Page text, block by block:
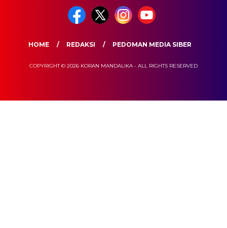
HOME REDAKSI PEDOMAN MEDIA SIBER
COPYRIGHT © 2026 KORAN MANDALIKA - ALL RIGHTS RESERVED